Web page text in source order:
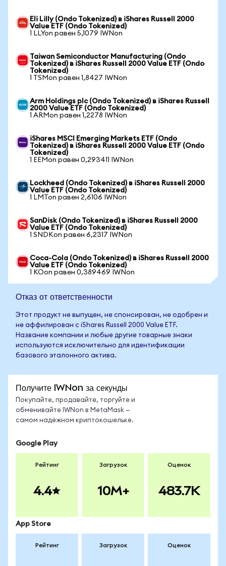
Eli Lilly (Ondo Tokenized) в iShares Russell 2000
Value ETF (Ondo Tokenized)
1 LLYon равен 5,1079 IWNon
Taiwan Semiconductor Manufacturing (Ondo
Tokenized) в iShares Russell 2000 Value ETF (Ondo
Tokenized)
1 TSMon равен 1,8427 IWNon
Arm Holdings plc (Ondo Tokenized) в iShares Russell
2000 Value ETF (Ondo Tokenized)
1 ARMon равен 1,2278 IWNon
iShares MSCI Emerging Markets ETF (Ondo
Tokenized) в iShares Russell 2000 Value ETF (Ondo
Tokenized)
1 EEMon равен 0,293411 IWNon
Lockheed (Ondo Tokenized) в iShares Russell 2000
Value ETF (Ondo Tokenized)
1 LMTon равен 2,6106 IWNon
SanDisk (Ondo Tokenized) в iShares Russell 2000
Value ETF (Ondo Tokenized)
1 SNDKon равен 6,2317 IWNon
Coca-Cola (Ondo Tokenized) в iShares Russell 2000
Value ETF (Ondo Tokenized)
1 KOon равен 0,389469 IWNon
Отказ от ответственности
Этот продукт не выпущен, не спонсирован, не одобрен и
не аффилирован с iShares Russell 2000 Value ETF.
Название компании и любые другие товарные знаки
используются исключительно для идентификации
базового эталонного актива.
Получите IWNon за секунды
Покупайте, продавайте, торгуйте и
обменивайте IWNon в MetaMask —
самом надёжном криптокошельке.
Google Play
Рейтинг
4.4
Загрузок
10M+
Оценок
483.7K
App Store
Рейтинг Загрузок Оценок